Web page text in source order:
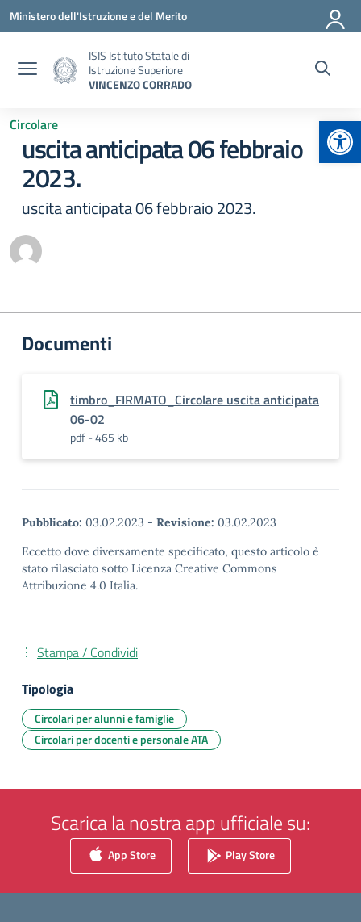
Vai ai contenuti
Vai al menu di navigazione
Vai al footer
Ministero dell'Istruzione e del Merito
ISIS Istituto Statale di
Istruzione Superiore
VINCENZO CORRADO
Circolare
uscita anticipata 06 febbraio
2023.
uscita anticipata 06 febbraio 2023.
Documenti
timbro_FIRMATO_Circolare uscita anticipata
06-02
pdf - 465 kb
Pubblicato: 03.02.2023 - Revisione: 03.02.2023
Eccetto dove diversamente specificato, questo articolo è
stato rilasciato sotto Licenza Creative Commons
Attribuzione 4.0 Italia.
Stampa / Condividi
Tipologia
Circolari per alunni e famiglie
Circolari per docenti e personale ATA
Scarica la nostra app ufficiale su:
App Store Play Store